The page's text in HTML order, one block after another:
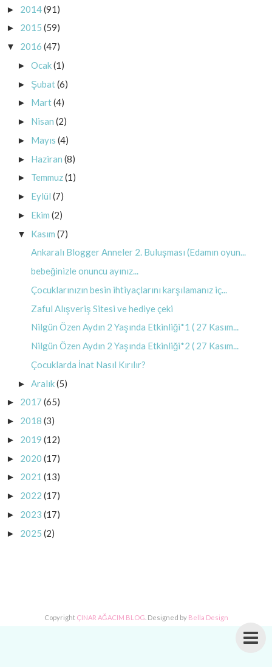
► 2014(91)
► 2015 (59)
▼ 2016 (47)
► Ocak(1)
► Şubat(6)
► Mart(4)
► Nisan (2)
► Mayıs (4)
► Haziran (8)
► Temmuz(1)
► Eylül (7)
► Ekim (2)
▼ Kasım (7)
Ankaralı Blogger Anneler 2. Buluşması (Edamın oyun...
bebeğinizle onuncu ayınız...
Çocuklarınızın besin ihtiyaçlarını karşılamanız iç...
Zaful Alışveriş Sitesi ve hediye çeki
Nilgün Özen Aydın 2 Yaşında Etkinliği*1 ( 27 Kasım...
Nilgün Özen Aydın 2 Yaşında Etkinliği*2 ( 27 Kasım...
Çocuklarda İnat Nasıl Kırılır?
► Aralık(5)
► 2017 (65)
► 2018 (3)
► 2019 (12)
► 2020 (17)
► 2021 (13)
► 2022 (17)
► 2023 (17)
► 2025 (2)
Copyright ÇINAR AĞACIM BLOG . Designed by Bella Design